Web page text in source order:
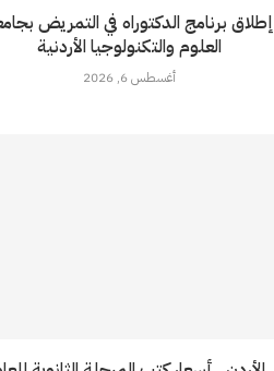
إطلاق برنامج الدكتوراه في التمريض
العلوم والتكنولوجيا الأردنية
أغسطس 6, 2026